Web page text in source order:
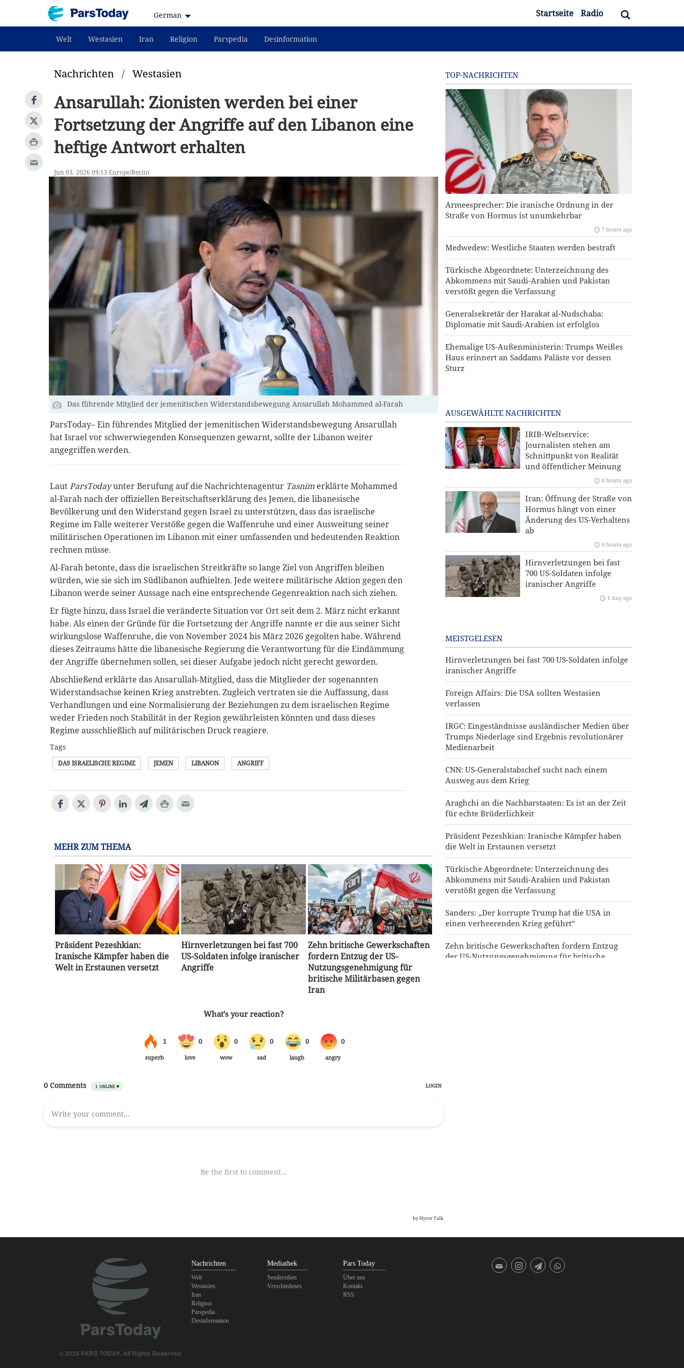
German Startseite Radio
Welt Westasien Iran Religion Parspedia Desinformation
Nachrichten / Westasien
Ansarullah: Zionisten werden bei einer
Fortsetzung der Angriffe auf den Libanon eine
heftige Antwort erhalten
Jun 03, 2026 09:13 Europe/Berlin
Das führende Mitglied der jemenitischen Widerstandsbewegung Ansarullah Mohammed al-Farah
ParsToday– Ein führendes Mitglied der jemenitischen Widerstandsbewegung Ansarullah
hat Israel vor schwerwiegenden Konsequenzen gewarnt, sollte der Libanon weiter
angegriffen werden.
LautParsTodayunter Berufung auf die Nachrichtenagentur Tasnim erklärte Mohammed
al-Farah nach der offiziellen Bereitschaftserklärung des Jemen, die libanesische
Bevölkerung und den Widerstand gegen Israel zu unterstützen, dass das israelische
Regime im Falle weiterer Verstöße gegen die Waffenruhe und einer Ausweitung seiner
militärischen Operationen im Libanon mit einer umfassenden und bedeutenden Reaktion
rechnen müsse.
Al-Farah betonte, dass die israelischen Streitkräfte so lange Ziel von Angriffen bleiben
würden, wie sie sich im Südlibanon aufhielten. Jede weitere militärische Aktion gegen den
Libanon werde seiner Aussage nach eine entsprechende Gegenreaktion nach sich ziehen.
Er fügte hinzu, dass Israel die veränderte Situation vor Ort seit dem 2. März nicht erkannt
habe. Als einen der Gründe für die Fortsetzung der Angriffe nannte er die aus seiner Sicht
wirkungslose Waffenruhe, die von November 2024 bis März 2026 gegolten habe. Während
dieses Zeitraums hätte die libanesische Regierung die Verantwortung für die Eindämmung
der Angriffe übernehmen sollen, sei dieser Aufgabe jedoch nicht gerecht geworden.
Abschließend erklärte das Ansarullah-Mitglied, dass die Mitglieder der sogenannten
Widerstandsachse keinen Krieg anstrebten. Zugleich vertraten sie die Auffassung, dass
Verhandlungen und eine Normalisierung der Beziehungen zu dem israelischen Regime
weder Frieden noch Stabilität in der Region gewährleisten könnten und dass dieses
Regime ausschließlich auf militärischen Druck reagiere.
Tags
DAS ISRAELISCHE REGIME JEMEN LIBANON ANGRIFF
MEHR ZUM THEMA
Präsident Pezeshkian:
Iranische Kämpfer haben die
Welt in Erstaunen versetzt
Hirnverletzungen bei fast 700
US-Soldaten infolge iranischer
Angriffe
Zehn britische Gewerkschaften
fordern Entzug der US-
Nutzungsgenehmigung für
britische Militärbasen gegen
Iran
TOP-NACHRICHTEN
Armeesprecher: Die iranische Ordnung in der
Straße von Hormus ist unumkehrbar
7 hours ago
Medwedew: Westliche Staaten werden bestraft
Türkische Abgeordnete: Unterzeichnung des
Abkommens mit Saudi-Arabien und Pakistan
verstößt gegen die Verfassung
Generalsekretär der Harakat al-Nudschaba:
Diplomatie mit Saudi-Arabien ist erfolglos
Ehemalige US-Außenministerin: Trumps Weißes
Haus erinnert an Saddams Paläste vor dessen
Sturz
AUSGEWÄHLTE NACHRICHTEN
IRIB-Weltservice:
Journalisten stehen am
Schnittpunkt von Realität
und öffentlicher Meinung
8 hours ago
Iran: Öffnung der Straße von
Hormus hängt von einer
Änderung des US-Verhaltens
ab
9 hours ago
Hirnverletzungen bei fast
700 US-Soldaten infolge
iranischer Angriffe
1 day ago
MEISTGELESEN
Hirnverletzungen bei fast 700 US-Soldaten infolge
iranischer Angriffe
Foreign Affairs: Die USA sollten Westasien
verlassen
IRGC: Eingeständnisse ausländischer Medien über
Trumps Niederlage sind Ergebnis revolutionärer
Medienarbeit
CNN: US-Generalstabschef sucht nach einem
Ausweg aus dem Krieg
Araghchi an die Nachbarstaaten: Es ist an der Zeit
für echte Brüderlichkeit
Präsident Pezeshkian: Iranische Kämpfer haben
die Welt in Erstaunen versetzt
Türkische Abgeordnete: Unterzeichnung des
Abkommens mit Saudi-Arabien und Pakistan
verstößt gegen die Verfassung
Sanders: „Der korrupte Trump hat die USA in
einen verheerenden Krieg geführt“
Zehn britische Gewerkschaften fordern Entzug
der US-Nutzungsgenehmigung für britische
© 2026 PARS TODAY. All Rights Reserved.
Nachrichten
Welt
Westasien
Iran
Religion
Parspedia
Desinformation
Mediathek
Sendereihen
Verschiedenes
Pars Today
Über uns
Kontakt
RSS